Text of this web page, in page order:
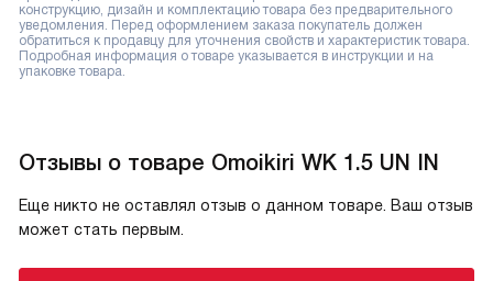
конструкцию, дизайн и комплектацию товара без предварительного
уведомления. Перед оформлением заказа покупатель должен
обратиться к продавцу для уточнения свойств и характеристик товара.
Подробная информация о товаре указывается в инструкции и на
упаковке товара.
Отзывы о товаре Omoikiri WK 1.5 UN IN
Еще никто не оставлял отзыв о данном товаре. Ваш отзыв
может стать первым.